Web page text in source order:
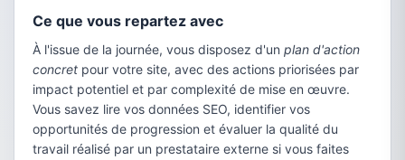
Ce que vous repartez avec
À l'issue de la journée, vous disposez d'un plan d'action
concret pour votre site, avec des actions priorisées par
impact potentiel et par complexité de mise en œuvre.
Vous savez lire vos données SEO, identifier vos
opportunités de progression et évaluer la qualité du
travail réalisé par un prestataire externe si vous faites